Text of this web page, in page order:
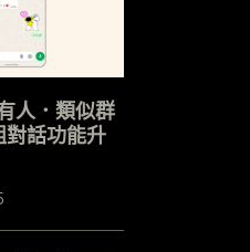
人．類似群
話功能升